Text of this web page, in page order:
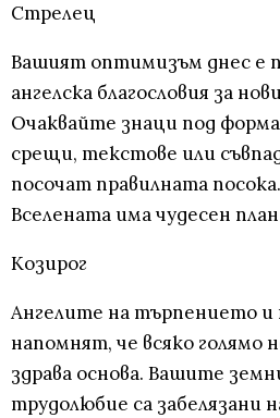
Стрелец
Вашият оптимизъм днес е
ангелска благословия за
Очаквайте знаци под
срещи, текстове или
посочат правилната
Вселената има чудесен
Козирог
Ангелите на търпението и
напомнят, че всяко голямо
здрава основа. Вашите
трудолюбие са забелязани